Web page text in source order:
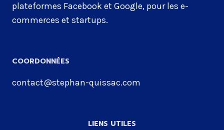
plateformes Facebook et Google, pour les e-
commerces et startups.
COORDONNÉES
contact@stephan-quissac.com
LIENS UTILES